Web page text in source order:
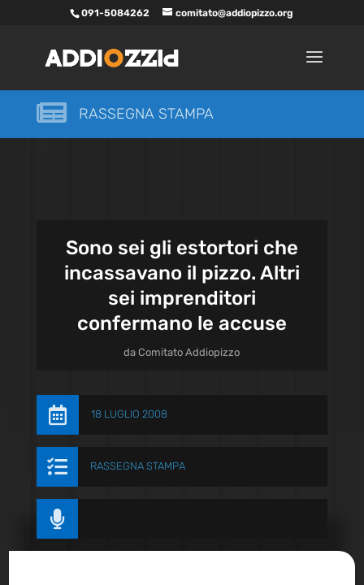
091-5084262 comitato@addiopizzo.org
 RASSEGNA STAMPA
Sono sei gli estortori che
incassavano il pizzo. Altri
sei imprenditori
confermano le accuse
daComitato Addiopizzo
 18 LUGLIO 2008
 RASSEGNA STAMPA
